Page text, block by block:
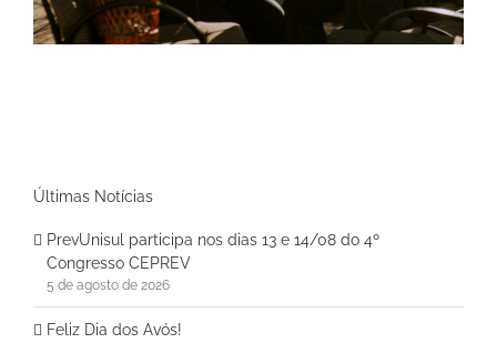
Últimas Notícias
PrevUnisul participa nos dias 13 e 14/08 do 4º
Congresso CEPREV
5 de agosto de 2026
Feliz Dia dos Avós!